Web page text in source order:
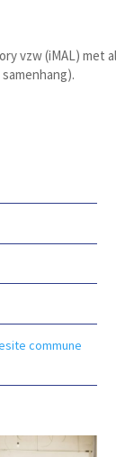
vzw (iMAL) met
commune